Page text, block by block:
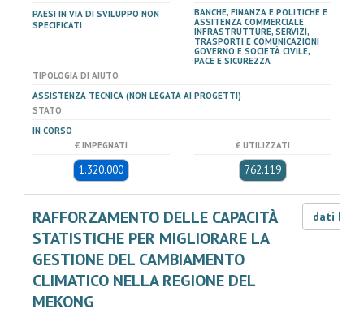
PAESI IN VIA DI SVILUPPO NON
SPECIFICATI
BANCHE, FINANZA E POLITICHE E
ASSITENZA COMMERCIALE
INFRASTRUTTURE, SERVIZI,
TRASPORTI E COMUNICAZIONI
GOVERNO E SOCIETÀ CIVILE,
PACE E SICUREZZA
TIPOLOGIA DI AIUTO
ASSISTENZA TECNICA (NON LEGATA AI PROGETTI)
STATO
IN CORSO
€ IMPEGNATI
1.320.000
€ UTILIZZATI
762.119
RAFFORZAMENTO DELLE CAPACITÀ
STATISTICHE PER MIGLIORARE LA
GESTIONE DEL CAMBIAMENTO
CLIMATICO NELLA REGIONE DEL
MEKONG
dati LOD